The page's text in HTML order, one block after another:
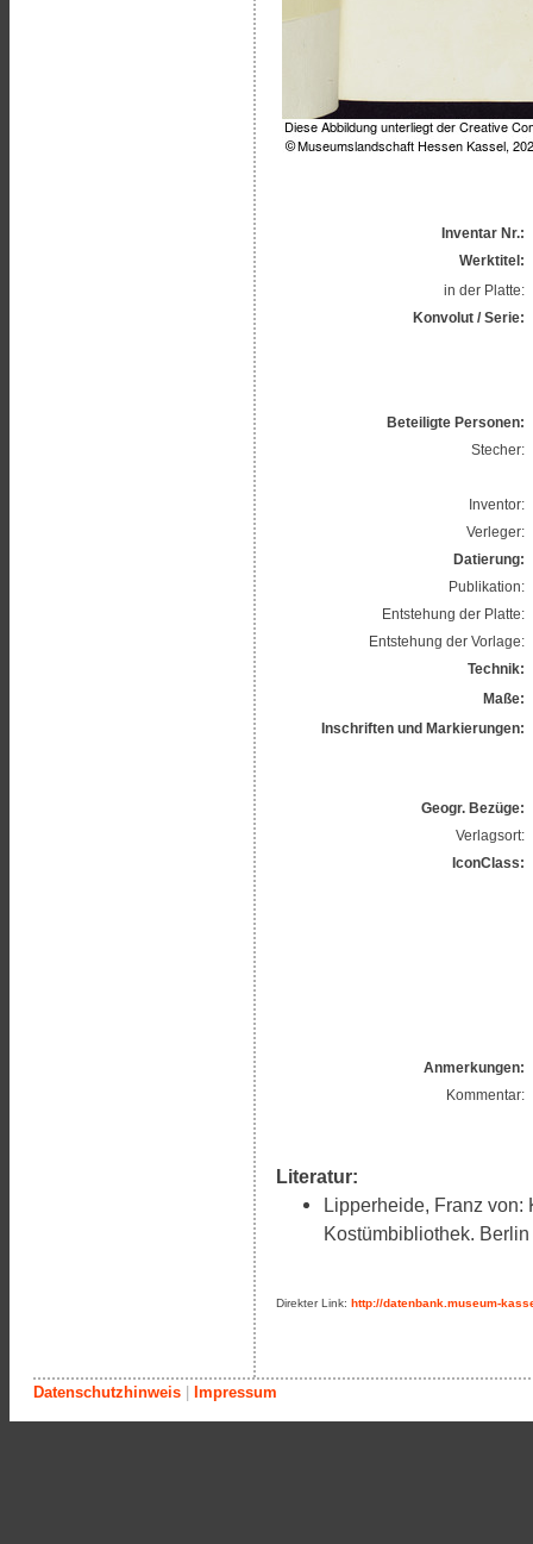
Inventar Nr.:
Werktitel:
in der Platte:
Konvolut / Serie:
Beteiligte Personen:
Stecher:
Inventor:
Verleger:
Datierung:
Publikation:
Entstehung der Platte:
Entstehung der Vorlage:
Technik:
Maße:
Inschriften und Markierungen:
Geogr. Bezüge:
Verlagsort:
IconClass:
Anmerkungen:
Kommentar:
Literatur:
Lipperheide, Franz von:
Kostümbibliothek.
Direkter Link: http://datenbank.museum-
Datenschutzhinweis | Impressum